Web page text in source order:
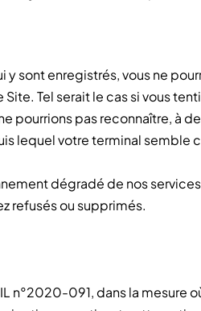
sont enregistrés, vous ne
Tel serait le cas si vous
pourrions pas reconnaître, à
lequel votre terminal semble
dégradé de nos
refusés ou supprimés.
091, dans la mesure